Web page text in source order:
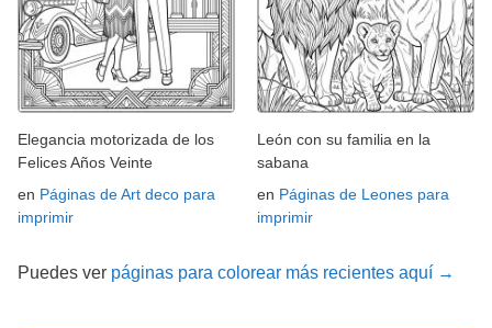
Elegancia motorizada de los
Felices Años Veinte
en Páginas de Art deco para
imprimir
León con su familia en la
sabana
en Páginas de Leones para
imprimir
Puedes ver páginas para colorear más recientes aquí →